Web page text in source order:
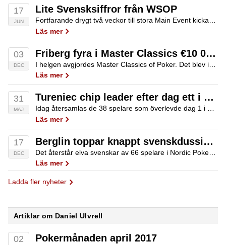
17
JUN
Lite Svensksiffror från WSOP
Fortfarande drygt två veckor till stora Main Event kickar igång men vi har redan haft en finalbordskombatant i form av Christopher Andler i event #22 $1,000 Double Stack No-Limit Hold'em. Tyvärr slutade det med en niondeplats för $36484 men hatten…
Läs mer
03
DEC
Friberg fyra i Master Classics €10 000 High Roller
Läs mer
31
MAJ
Tureniec chip leader efter dag ett i shorthanded-SM
Idag återsamlas de 38 spelare som överlevde dag 1 i Shorthanded-SM, för att göra upp om titeln. Michael Tureniec är chipleader i jakten på förstapriset på drygt 130 000 kronor. Poker.se är på plats för att rapportera live från Casino…
Läs mer
17
DEC
Berglin toppar knappt svenskdussin som återstår i Nordic Poker Championship
Läs mer
Ladda fler nyheter
Artiklar om Daniel Ulvrell
02 Pokermånaden april 2017